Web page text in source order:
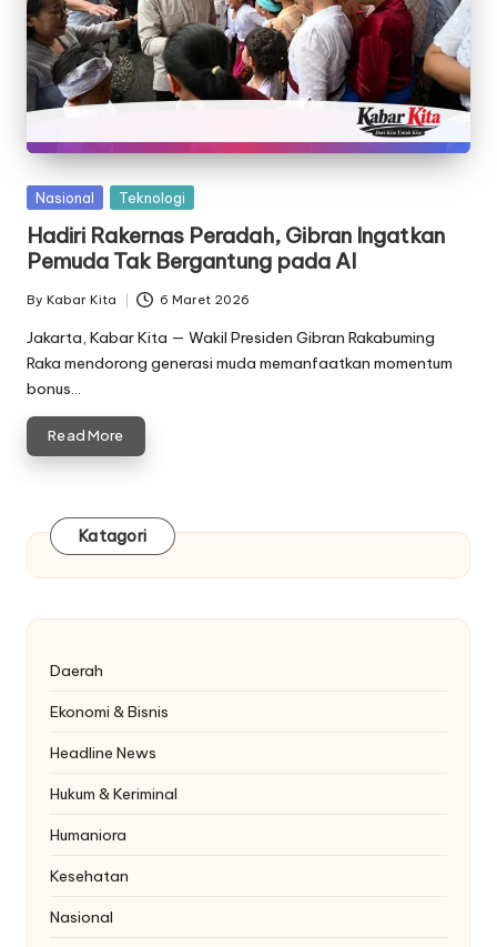
Posted
Nasional Teknologi
Hadiri Rakernas Peradah, Gibran Ingatkan
Pemuda Tak Bergantung pada AI
Posted
by
By Kabar Kita 6 Maret 2026
Jakarta, Kabar Kita — Wakil Presiden Gibran Rakabuming
Raka mendorong generasi muda memanfaatkan momentum
bonus…
Read More
Katagori
Daerah
Ekonomi & Bisnis
Headline News
Hukum & Keriminal
Humaniora
Kesehatan
Nasional